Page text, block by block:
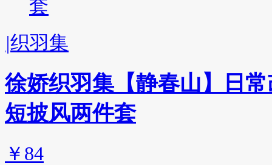
|织羽集
徐娇织羽集【静春山】日
短披风两件套
￥84